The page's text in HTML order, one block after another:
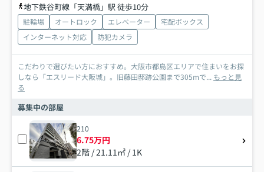
地下鉄谷町線「天満橋」駅 徒歩10分
駐輪場 オートロック エレベーター
宅配ボックス
インターネット対応
防犯カメラ
こだわりで選びたい方におすすめ。大阪市都島区エリアで住まいをお探
しなら「エスリード大阪城」。旧藤田邸跡公園まで305mで... もっと見
る
募集中の部屋
210
6.75万円
2階 / 21.11㎡ / 1K